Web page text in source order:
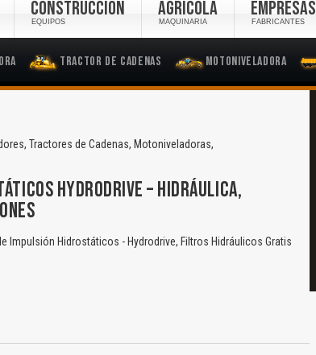
Tractor de Cadenas Motoniveladora
CONSTRUCCIÓN
EQUIPOS
AGRÍCOLA
MAQUINARIA
EMPRESAS
FABRICANTES
Tractores de Cadenas, Motoniveladoras,
HYDRODRIVE – HIDRÁULICA,
Impulsión Hidrostáticos - Hydrodrive, Filtros Hidráulicos Gratis